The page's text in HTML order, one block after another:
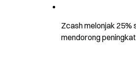
Zcash melonjak 25%
mendorong